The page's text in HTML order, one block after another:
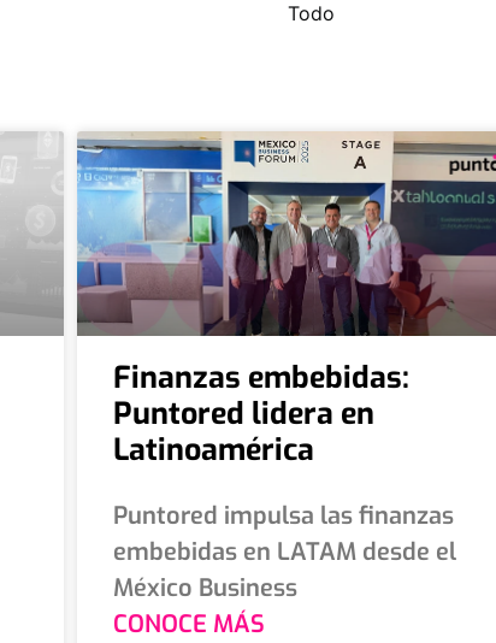
Todo
Finanzas embebidas:
Puntored lidera en
Latinoamérica
Puntored impulsa las finanzas
embebidas en LATAM desde el
México Business
CONOCE MÁS